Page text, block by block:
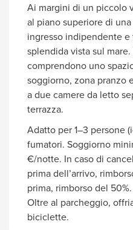
Ai margini di un piccolo
al piano superiore di
ingresso indipendente
splendida vista sul
comprendono uno
soggiorno, zona pranzo
a due camere da letto
terrazza.
Adatto per 1–3 persone
fumatori. Soggiorno
€/notte. In caso di
prima dell’arrivo,
prima, rimborso del
Oltre al parcheggio,
biciclette.